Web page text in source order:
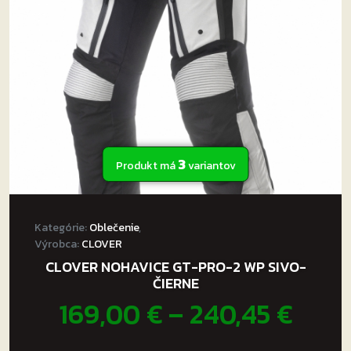
vybrať
na
stránke
produktu.
Produkt má3variantov
Kategórie:Oblečenie,
Výrobca:CLOVER
CLOVER NOHAVICE GT-PRO-2 WP SIVO-
ČIERNE
169,00€–240,45€Price